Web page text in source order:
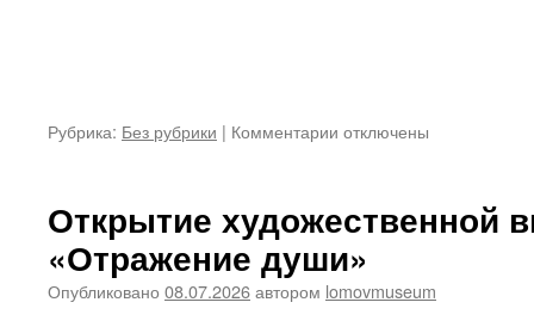
Рубрика: Без рубрики | Комментарии к
краеведческого
музея
приняли
участие
отключены
Открытие художественной
«Отражение души»
Опубликовано 08.07.2026автором lomovmuseum